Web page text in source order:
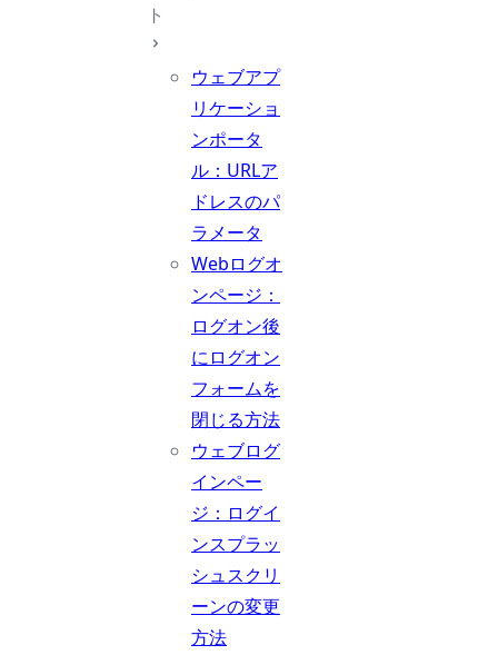
ト
ウェブアプ
リケーショ
ンポータ
ル：URLア
ドレスのパ
ラメータ
Webログオ
ンページ：
ログオン後
にログオン
フォームを
閉じる方法
ウェブログ
インペー
ジ：ログイ
ンスプラッ
シュスクリ
ーンの変更
方法